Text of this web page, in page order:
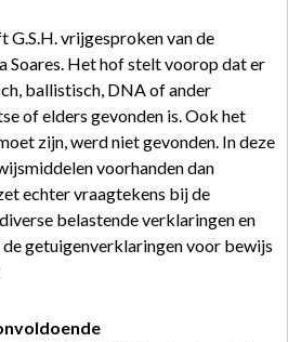
G.S.H. vrijgesproken van de
Soares. Het hof stelt voorop dat er
ballistisch, DNA of ander
of elders gevonden is. Ook het
zijn, werd niet gevonden. In deze
voorhanden dan
echter vraagtekens bij de
belastende verklaringen en
getuigenverklaringen voor bewijs